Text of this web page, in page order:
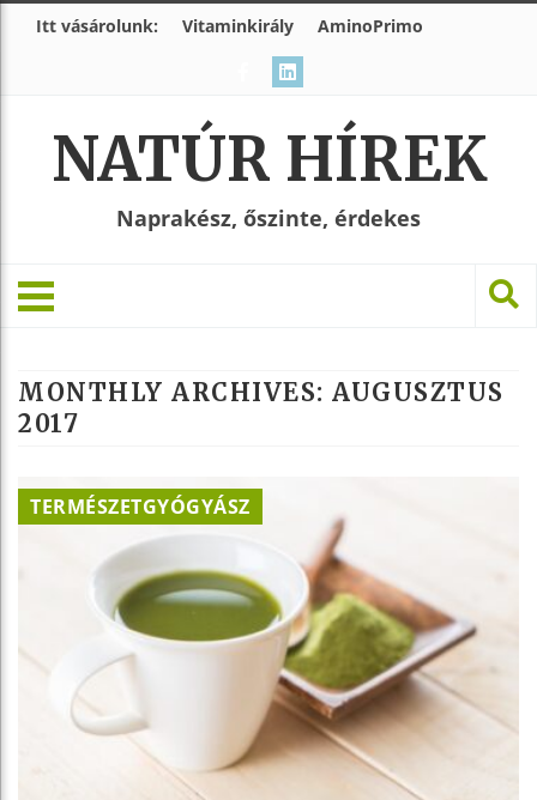
Itt vásárolunk: Vitaminkirály AminoPrimo
NATÚR HÍREK
Naprakész, őszinte, érdekes
MONTHLY ARCHIVES: AUGUSZTUS
2017
TERMÉSZETGYÓGYÁSZ